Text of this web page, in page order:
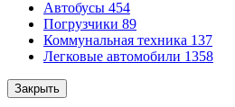
Автобусы 454
Погрузчики 89
Коммунальная техника 137
Легковые автомобили 1358
Закрыть